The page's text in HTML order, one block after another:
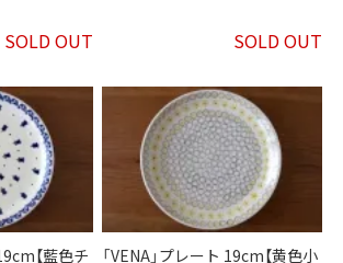
SOLD OUT SOLD OUT
【藍色チ 「VENA」プレート 19cm【黄色小